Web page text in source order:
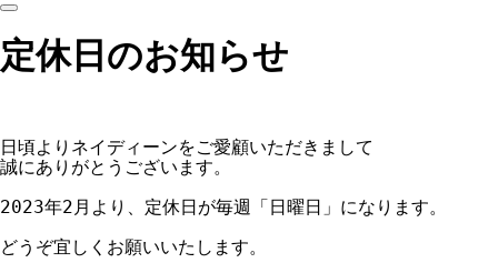
定休日のお知らせ
日頃よりネイディーンをご愛顧いただきまして
誠にありがとうございます。
2023年2月より、定休日が毎週「日曜日」になります。
どうぞ宜しくお願いいたします。